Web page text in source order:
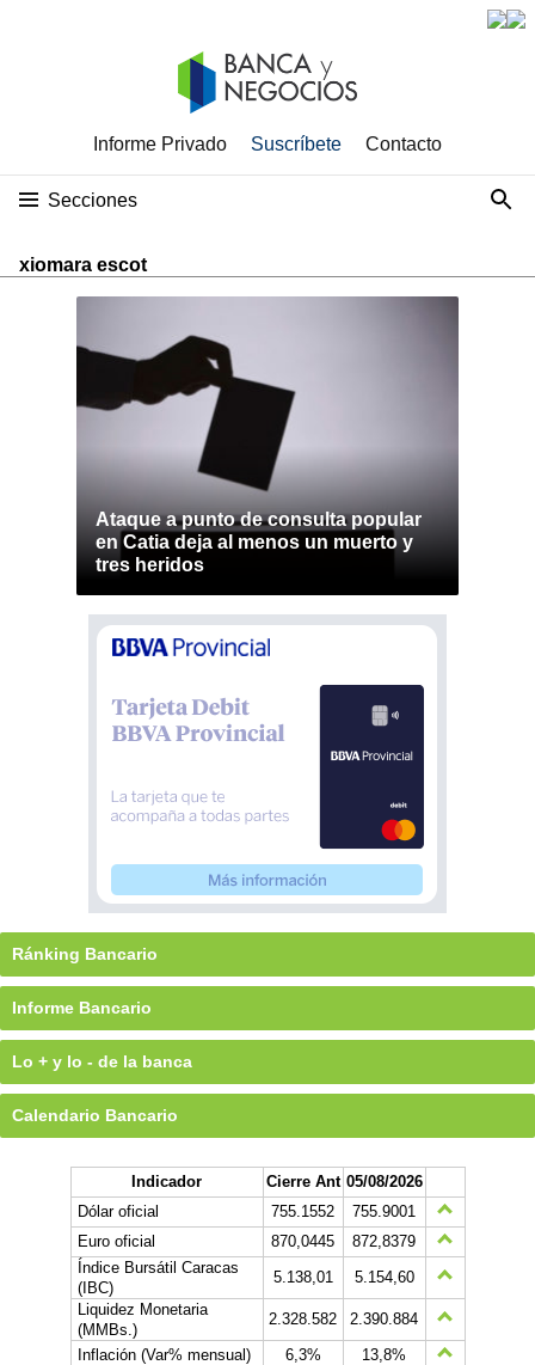
Informe Privado Suscríbete Contacto
Secciones
xiomara escot
Ataque a punto de consulta popular
en Catia deja al menos un muerto y
tres heridos
Ránking Bancario
Informe Bancario
Lo + y lo - de la banca
Calendario Bancario
Indicador Cierre Ant 05/08/2026
Dólar oficial
755.1552
755.9001
Euro oficial
870,0445
872,8379
Índice Bursátil Caracas
(IBC)
5.138,01
5.154,60
Liquidez Monetaria
(MMBs.)
2.328.582
2.390.884
Inflación (Var% mensual)
6,3%
13,8%